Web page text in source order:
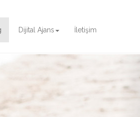
Dijital Ajans İletişim